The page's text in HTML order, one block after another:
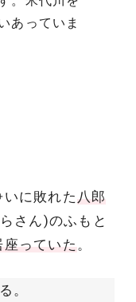
あっていま
に敗れた 八郎
さん)のふもと
っていた 。
。